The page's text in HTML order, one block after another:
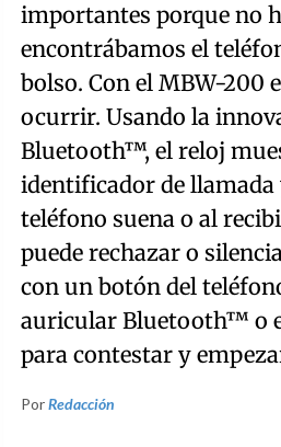
importantes porque no
encontrábamos el
bolso. Con el MBW-200
ocurrir. Usando la
Bluetooth™, el reloj
identificador de llamada
teléfono suena o al
puede rechazar o
con un botón del
auricular Bluetooth™ o
para contestar y
PorRedacción